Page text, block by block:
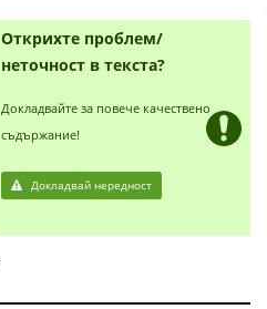
Открихте проблем/
неточност в текста?
Докладвайте за повече качествено
съдържание!
Докладвай нередност